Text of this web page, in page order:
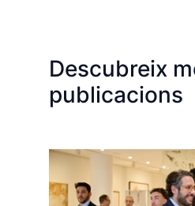
Descubreix
publicacions